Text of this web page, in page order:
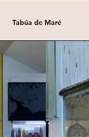
Tabúa de Maré